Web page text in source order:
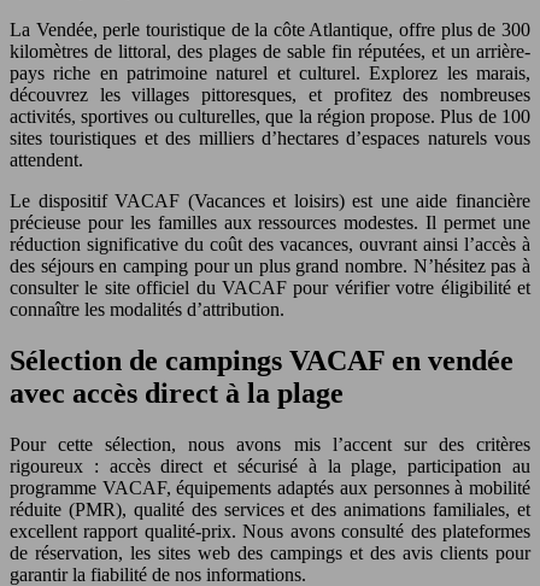
La Vendée, perle touristique de la côte Atlantique, offre plus de 300
kilomètres de littoral, des plages de sable fin réputées, et un arrière-
pays riche en patrimoine naturel et culturel. Explorez les marais,
découvrez les villages pittoresques, et profitez des nombreuses
activités, sportives ou culturelles, que la région propose. Plus de 100
sites touristiques et des milliers d’hectares d’espaces naturels vous
attendent.
Le dispositif VACAF (Vacances et loisirs) est une aide financière
précieuse pour les familles aux ressources modestes. Il permet une
réduction significative du coût des vacances, ouvrant ainsi l’accès à
des séjours en camping pour un plus grand nombre. N’hésitez pas à
consulter le site officiel du VACAF pour vérifier votre éligibilité et
connaître les modalités d’attribution.
Sélection de campings VACAF en vendée
avec accès direct à la plage
Pour cette sélection, nous avons mis l’accent sur des critères
rigoureux : accès direct et sécurisé à la plage, participation au
programme VACAF, équipements adaptés aux personnes à mobilité
réduite (PMR), qualité des services et des animations familiales, et
excellent rapport qualité-prix. Nous avons consulté des plateformes
de réservation, les sites web des campings et des avis clients pour
garantir la fiabilité de nos informations.